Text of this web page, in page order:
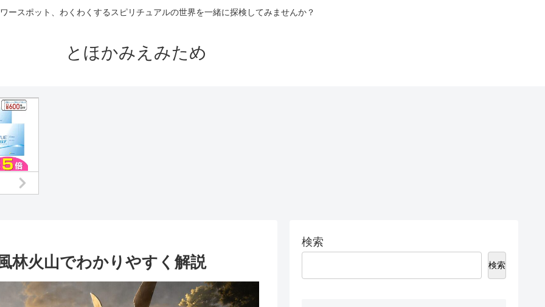
ースポット、わくわくするスピリチュアルの世界を一緒に探検してみませんか？
とほかみえみため
林火山でわかりやすく解説
検索
検索